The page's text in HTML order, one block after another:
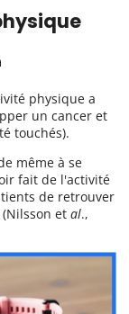
physique a
un cancer et
touchés).
même à se
fait de l'activité
de retrouver
et al.,